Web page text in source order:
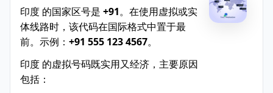
印度 的国家区号是 +91。在使用虚拟或实
体线路时，该代码在国际格式中置于最
前。示例： +91 555 123 4567。
印度 的虚拟号码既实用又经济，主要原因
包括：